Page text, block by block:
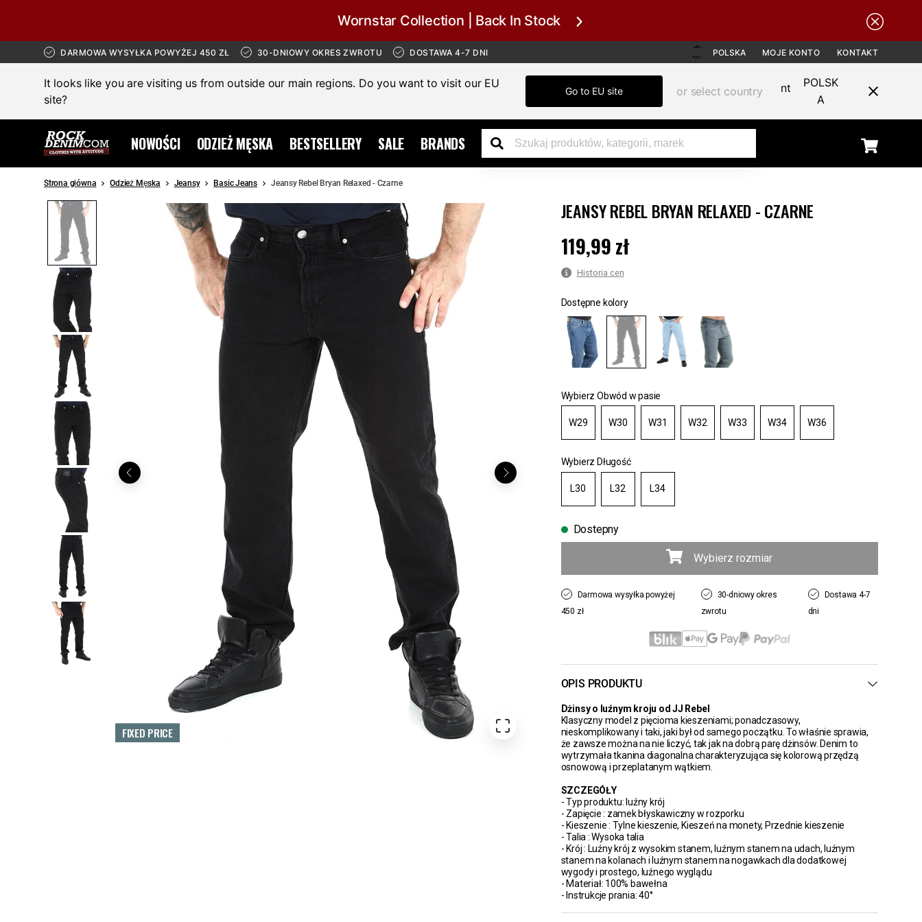
Wornstar Collection | Back In Stock
DARMOWA WYSYŁKA POWYŻEJ 450 ZŁ 30-DNIOWY OKRES ZWROTU DOSTAWA 4-7 DNI POLSKA MOJE KONTO KONTAKT
It looks like you are visiting us from outside our main regions. Do you want to visit our EU
site?
Go to EU site or select country
POLSK
A
NOWOŚCI ODZIEŻ MĘSKA BESTSELLERY SALE BRANDS
Strona główna Odzież Męska Jeansy Basic Jeans Jeansy Rebel Bryan Relaxed - Czarne
FIXED PRICE FIXED PRICE
JEANSY REBEL BRYAN RELAXED - CZARNE
Cena: 119,99 zł
119,99 zł
Historia cen
Dostępne kolory
Wybierz Obwód w pasie
W29 W30 W31 W32 W33 W34 W36
Wybierz Długość
L30 L32 L34
Dostepny
Wybierz rozmiar
Darmowa wysyłka powyżej
450 zł
30-dniowy okres
zwrotu
Dostawa 4-7
dni
OPIS PRODUKTU
Dżinsy o luźnym kroju od JJ Rebel
Klasyczny model z pięcioma kieszeniami; ponadczasowy,
nieskomplikowany i taki, jaki był od samego początku. To właśnie sprawia,
że zawsze można na nie liczyć, tak jak na dobrą parę dżinsów. Denim to
wytrzymała tkanina diagonalna charakteryzująca się kolorową przędzą
osnowową i przeplatanym wątkiem.
SZCZEGÓŁY
- Typ produktu: luźny krój
- Zapięcie : zamek błyskawiczny w rozporku
- Kieszenie : Tylne kieszenie, Kieszeń na monety, Przednie kieszenie
- Talia : Wysoka talia
- Krój : Luźny krój z wysokim stanem, luźnym stanem na udach, luźnym
stanem na kolanach i luźnym stanem na nogawkach dla dodatkowej
wygody i prostego, luźnego wyglądu
- Materiał: 100% bawełna
- Instrukcje prania: 40°